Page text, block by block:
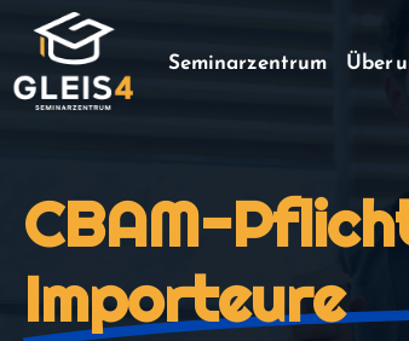
Seminarzentrum Über
CBAM-
Importeure